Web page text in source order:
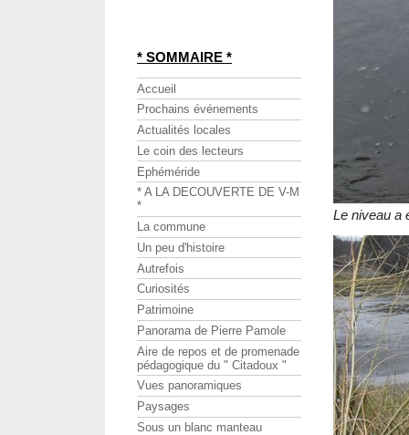
Le niveau a
* SOMMAIRE *
Accueil
Prochains événements
Actualités locales
Le coin des lecteurs
Ephéméride
* A LA DECOUVERTE DE V-M
*
La commune
Un peu d'histoire
Autrefois
Curiosités
Patrimoine
Panorama de Pierre Pamole
Aire de repos et de promenade
pédagogique du " Citadoux "
Vues panoramiques
Paysages
Sous un blanc manteau